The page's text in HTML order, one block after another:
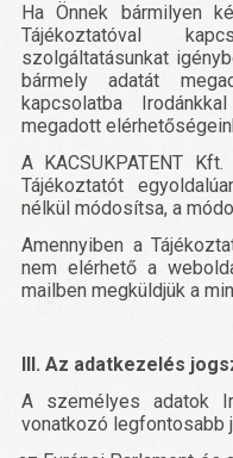
Ha Önnek bármilyen
Tájékoztatóval
szolgáltatásunkat
bármely adatát
kapcsolatba
megadott
A KACSUKPATENT
Tájékoztatót
nélkül módosítsa, a
Amennyiben a
nem elérhető a
mailben megküldjük a
III. Az adatkezelés
A személyes adatok
vonatkozó legfontosabb